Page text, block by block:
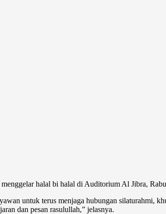
halal bi halal di Auditorium Al Jibra,
untuk terus menjaga hubungan silaturahmi,
dan pesan rasulullah,” jelasnya.